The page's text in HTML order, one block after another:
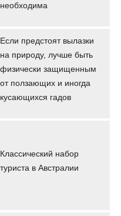
необходима
Если предстоят вылазки
на природу, лучше быть
физически защищенным
от ползающих и иногда
кусающихся гадов
Классический набор
туриста в Австралии